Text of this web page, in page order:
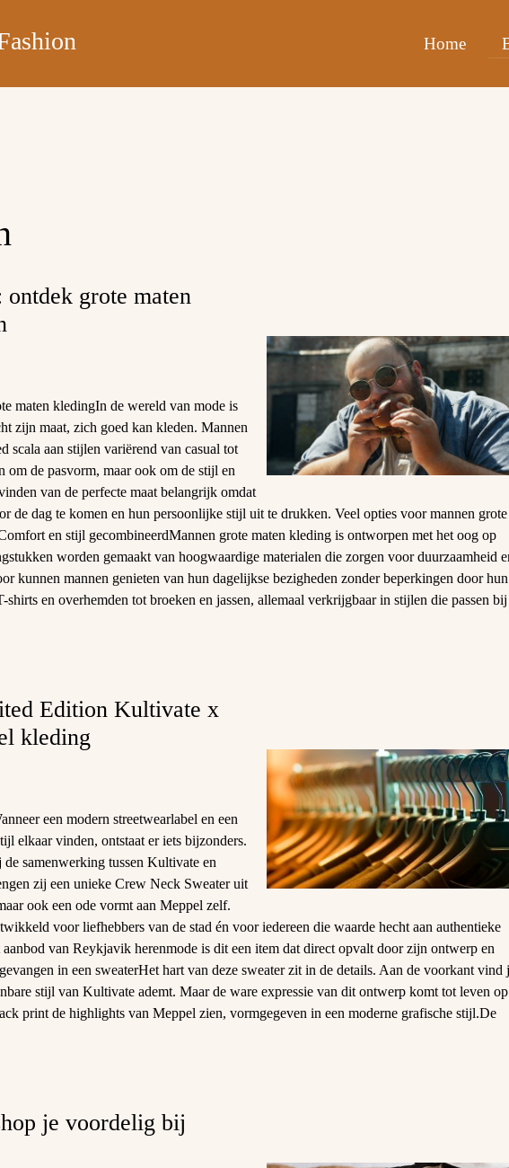
Home
grote maten
maten kledingIn de wereld van mode is
zijn maat, zich goed kan kleden. Mannen
scala aan stijlen variërend van casual tot
om de pasvorm, maar ook om de stijl en
van de perfecte maat belangrijk omdat
de dag te komen en hun persoonlijke stijl uit te drukken. Veel opties voor mannen grote
en stijl gecombineerdMannen grote maten kleding is ontworpen met het oog op
worden gemaakt van hoogwaardige materialen die zorgen voor duurzaamheid
kunnen mannen genieten van hun dagelijkse bezigheden zonder beperkingen door hun
en overhemden tot broeken en jassen, allemaal verkrijgbaar in stijlen die passen
Edition Kultivate x
kleding
een modern streetwearlabel en een
elkaar vinden, ontstaat er iets bijzonders.
samenwerking tussen Kultivate en
zij een unieke Crew Neck Sweater uit
ook een ode vormt aan Meppel zelf.
voor liefhebbers van de stad én voor iedereen die waarde hecht aan authentieke
van Reykjavik herenmode is dit een item dat direct opvalt door zijn ontwerp en
in een sweaterHet hart van deze sweater zit in de details. Aan de voorkant vind
stijl van Kultivate ademt. Maar de ware expressie van dit ontwerp komt tot leven
print de highlights van Meppel zien, vormgegeven in een moderne grafische stijl.De
je voordelig bij